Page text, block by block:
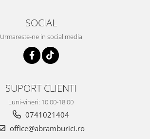
SOCIAL
Urmareste-ne in social media
SUPORT CLIENTI
Luni-vineri: 10:00-18:00
0741021404
office@abramburici.ro